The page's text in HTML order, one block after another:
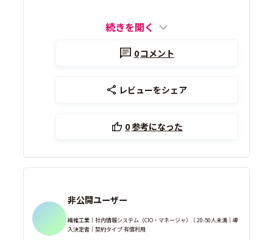
続きを開く
0コメント
レビューをシェア
0参考になった
非公開ユーザー
繊維工業｜社内情報システム（CIO・マネージャ）｜20-50人未満｜導
入決定者｜契約タイプ 有償利用